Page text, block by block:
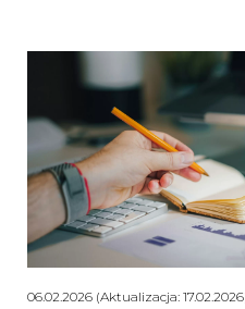
06.02.2026 (Aktualizacja: